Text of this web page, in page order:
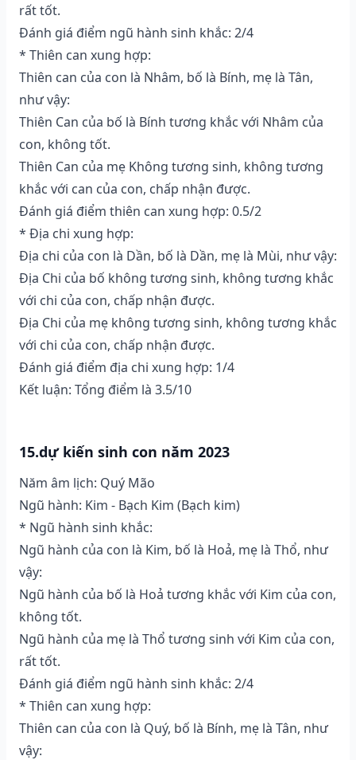
rất tốt.
Đánh giá điểm ngũ hành sinh khắc: 2/4
* Thiên can xung hợp:
Thiên can của con là Nhâm, bố là Bính, mẹ là Tân,
như vậy:
Thiên Can của bố là Bính tương khắc với Nhâm của
con, không tốt.
Thiên Can của mẹ Không tương sinh, không tương
khắc với can của con, chấp nhận được.
Đánh giá điểm thiên can xung hợp: 0.5/2
* Địa chi xung hợp:
Địa chi của con là Dần, bố là Dần, mẹ là Mùi, như vậy:
Địa Chi của bố không tương sinh, không tương khắc
với chi của con, chấp nhận được.
Địa Chi của mẹ không tương sinh, không tương khắc
với chi của con, chấp nhận được.
Đánh giá điểm địa chi xung hợp: 1/4
Kết luận: Tổng điểm là 3.5/10
15.dự kiến sinh con năm 2023
Năm âm lịch: Quý Mão
Ngũ hành: Kim - Bạch Kim (Bạch kim)
* Ngũ hành sinh khắc:
Ngũ hành của con là Kim, bố là Hoả, mẹ là Thổ, như
vậy:
Ngũ hành của bố là Hoả tương khắc với Kim của con,
không tốt.
Ngũ hành của mẹ là Thổ tương sinh với Kim của con,
rất tốt.
Đánh giá điểm ngũ hành sinh khắc: 2/4
* Thiên can xung hợp:
Thiên can của con là Quý, bố là Bính, mẹ là Tân, như
vậy: